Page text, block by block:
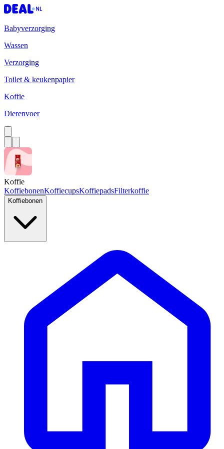
Babyverzorging
Wassen
Verzorging
Toilet & keukenpapier
Koffie
Dierenvoer
Koffie
KoffiebonenKoffiecupsKoffiepadsFilterkoffie
Koffiebonen